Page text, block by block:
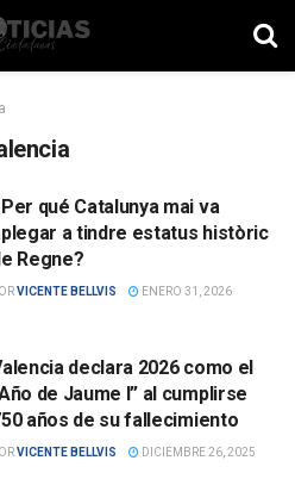
qué Catalunya mai va
a tindre estatus històric
Regne?
VICENTE BELLVIS ENERO 31, 2026
declara 2026 como el
de Jaume I” al cumplirse
años de su fallecimiento
VICENTE BELLVIS DICIEMBRE 26, 2025